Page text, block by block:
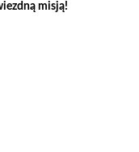
misją!